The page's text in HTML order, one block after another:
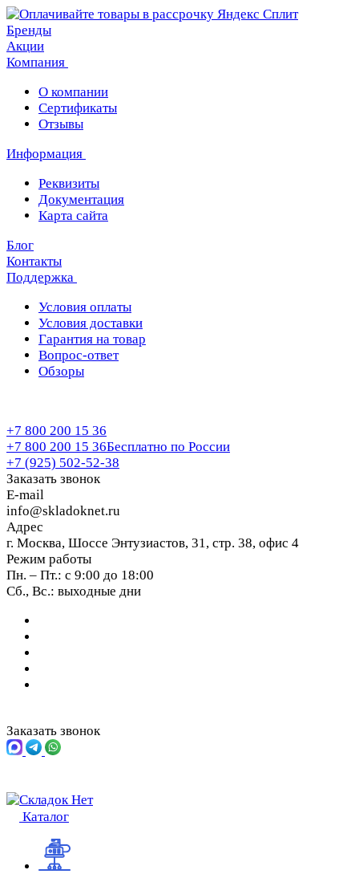
Бренды
Акции
Компания
О компании
Сертификаты
Отзывы
Информация
Реквизиты
Документация
Карта сайта
Блог
Контакты
Поддержка
Условия оплаты
Условия доставки
Гарантия на товар
Вопрос-ответ
Обзоры
+7 800 200 15 36
+7 800 200 15 36Бесплатно по России
+7 (925) 502-52-38
Заказать звонок
E-mail
info@skladoknet.ru
Адрес
г. Москва, Шоссе Энтузиастов, 31, стр. 38, офис 4
Режим работы
Пн. – Пт.: с 9:00 до 18:00
Сб., Вс.: выходные дни
Заказать звонок
Каталог